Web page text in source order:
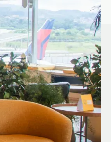
tem
mais
e vantagens